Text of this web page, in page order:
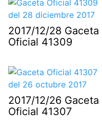
2017/12/28 Gaceta
Oficial 41309
2017/12/26 Gaceta
Oficial 41307